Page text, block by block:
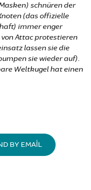
schnüren der
(das offizielle
immer enger
Attac protestieren
lassen sie die
sie wieder auf).
Weltkugel hat einen
BY EMAIL